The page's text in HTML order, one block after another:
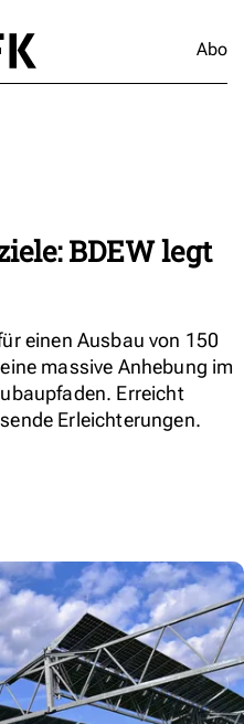
Abo
BDEW legt
einen Ausbau von 150
massive Anhebung im
Erreicht
Erleichterungen.